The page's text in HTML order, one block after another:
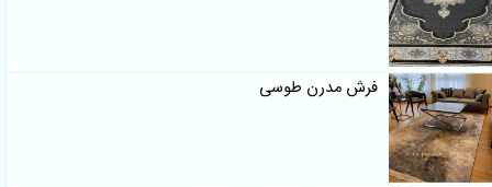
فرش مدرن طوسی